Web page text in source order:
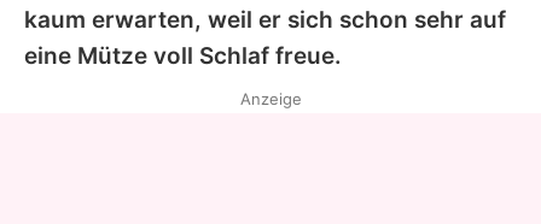
kaum erwarten, weil er sich schon sehr auf
eine Mütze voll Schlaf freue.
Anzeige